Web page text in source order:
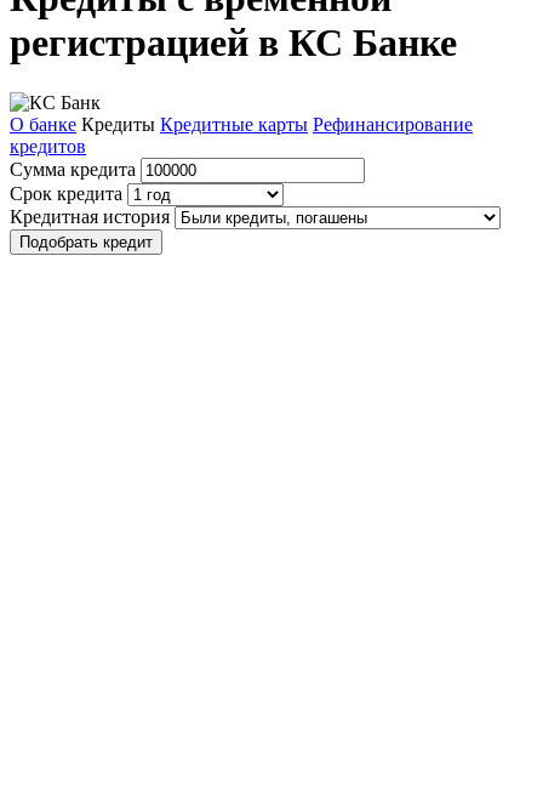
регистрацией в КС Банке
О банке Кредиты Кредитные карты Рефинансирование
кредитов
Сумма кредита
Срок кредита
Кредитная история
Подобрать кредит